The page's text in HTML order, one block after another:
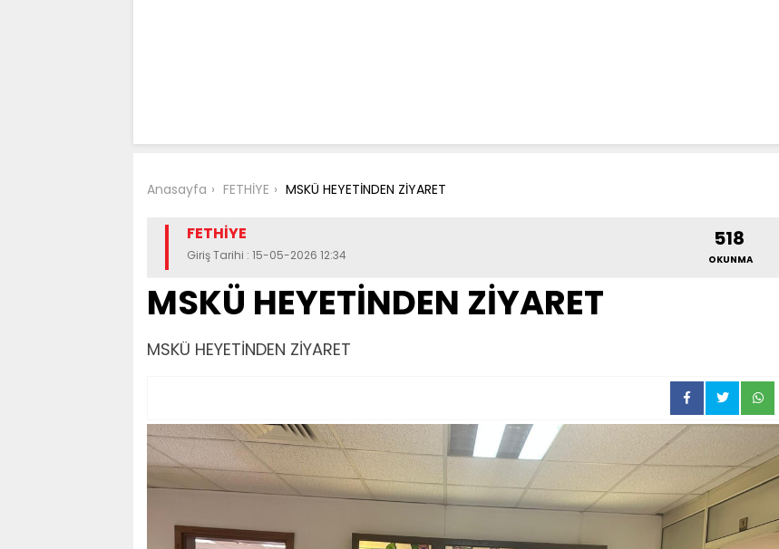
Anasayfa FETHİYE MSKÜ HEYETİNDEN ZİYARET
FETHİYE
Giriş Tarihi : 15-05-2026 12:34
518
OKUNMA
MSKÜ HEYETİNDEN ZİYARET
MSKÜ HEYETİNDEN ZİYARET